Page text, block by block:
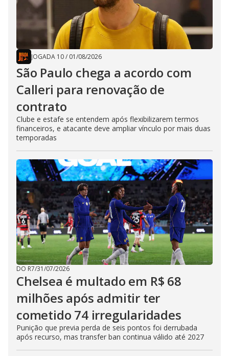
JOGADA 10/ 01/08/2026
São Paulo chega a acordo com
Calleri para renovação de
contrato
Clube e estafe se entendem após flexibilizarem termos
financeiros, e atacante deve ampliar vínculo por mais duas
temporadas
DO R7/31/07/2026
Chelsea é multado em R$ 68
milhões após admitir ter
cometido 74 irregularidades
Punição que previa perda de seis pontos foi derrubada
após recurso, mas transfer ban continua válido até 2027